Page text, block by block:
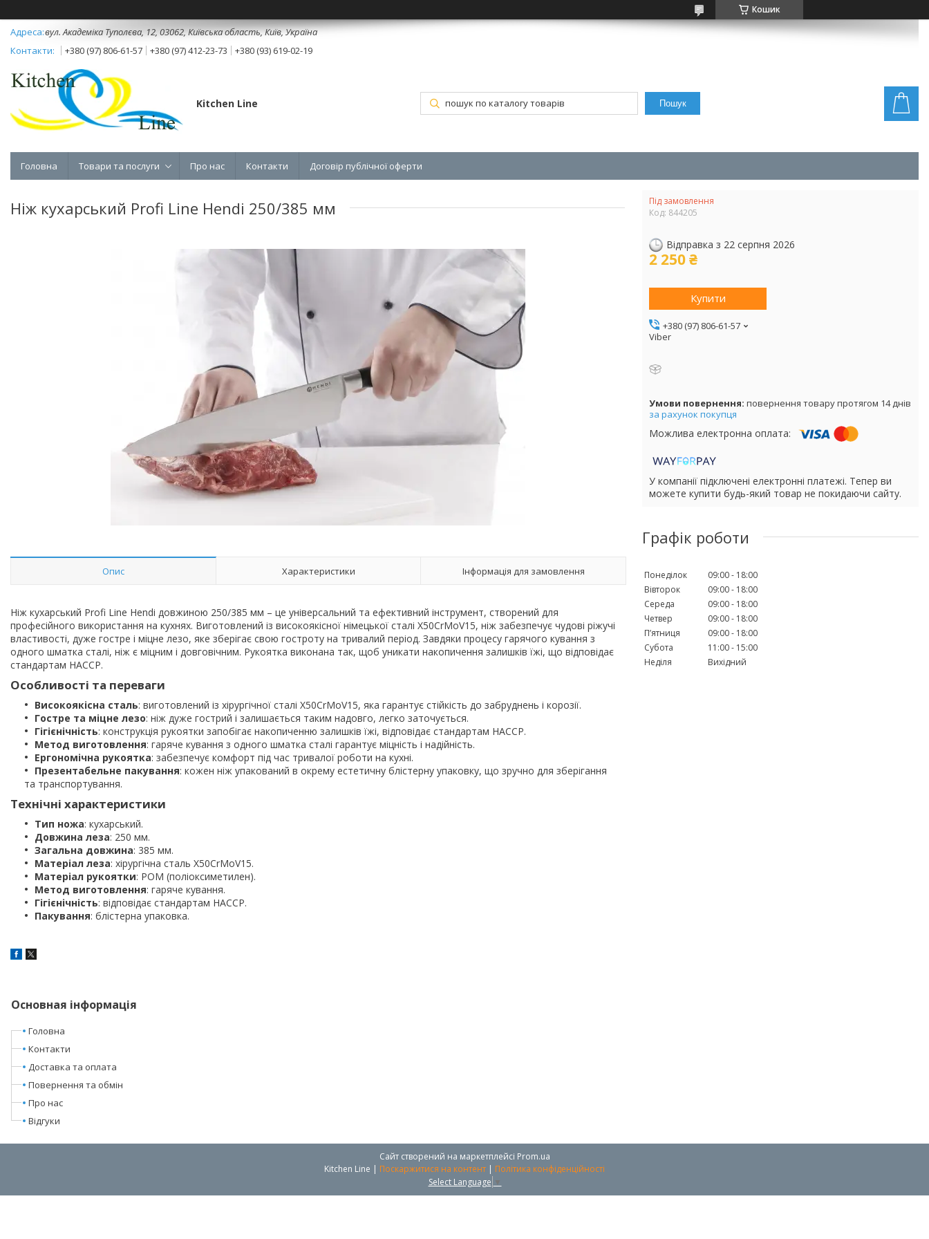
Кошик
вул. Академіка Туполєва, 12, 03062, Київська область, Київ, Україна
+380 (97) 806-61-57
+380 (97) 412-23-73 +380 (93) 619-02-19
Kitchen Line Пошук
Головна Товари та послуги Про нас Контакти Договір публічної оферти
Ніж кухарський Profi Line Hendi 250/385 мм
Опис Характеристики Інформація для замовлення
Ніж кухарський Profi Line Hendi довжиною 250/385 мм – це універсальний та ефективний інструмент, створений для
професійного використання на кухнях. Виготовлений із високоякісної німецької сталі X50CrMoV15, ніж забезпечує чудові ріжучі
властивості, дуже гостре і міцне лезо, яке зберігає свою гостроту на тривалий період. Завдяки процесу гарячого кування з
одного шматка сталі, ніж є міцним і довговічним. Рукоятка виконана так, щоб уникати накопичення залишків їжі, що відповідає
стандартам HACCP.
Особливості та переваги
Високоякісна сталь: виготовлений із хірургічної сталі X50CrMoV15, яка гарантує стійкість до забруднень і корозії.
Гостре та міцне лезо: ніж дуже гострий і залишається таким надовго, легко заточується.
Гігієнічність: конструкція рукоятки запобігає накопиченню залишків їжі, відповідає стандартам HACCP.
Метод виготовлення: гаряче кування з одного шматка сталі гарантує міцність і надійність.
Ергономічна рукоятка: забезпечує комфорт під час тривалої роботи на кухні.
Презентабельне пакування: кожен ніж упакований в окрему естетичну блістерну упаковку, що зручно для зберігання
та транспортування.
Технічні характеристики
Тип ножа: кухарський.
Довжина леза: 250 мм.
Загальна довжина: 385 мм.
Матеріал леза: хірургічна сталь X50CrMoV15.
Матеріал рукоятки: POM (поліоксиметилен).
Метод виготовлення: гаряче кування.
Гігієнічність: відповідає стандартам HACCP.
Пакування: блістерна упаковка.
Під замовлення
Код: 844205
Відправка з 22 серпня 2026
2 250 ₴
Купити
+380 (97) 806-61-57
Viber
повернення товару протягом 14 днів
за рахунок покупця
У компанії підключені електронні платежі. Тепер ви
можете купити будь-який товар не покидаючи сайту.
Графік роботи
Понеділок 09:00
18:00
Вівторок
09:00
18:00
Середа
09:00
18:00
Четвер
09:00
18:00
Пʼятниця
09:00
18:00
Субота
11:00
15:00
Неділя
Вихідний
Основная інформація
Головна
Контакти
Доставка та оплата
Повернення та обмін
Про нас
Відгуки
Сайт створений на маркетплейсі Prom.ua
Kitchen Line | Поскаржитися на контент | Політика конфіденційності
Select Language ▼